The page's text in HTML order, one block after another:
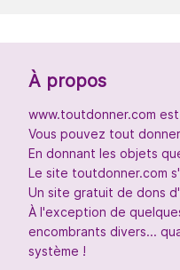
À propos
www.toutdonner.com
Vous pouvez tout
En donnant les objets
Le site toutdonner.com
Un site gratuit de dons
À l'exception de
encombrants divers...
système !